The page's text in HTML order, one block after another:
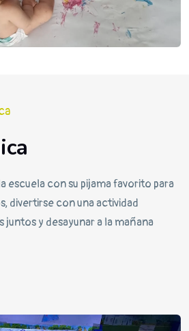
escuela con su pijama favorito para
divertirse con una actividad
y desayunar a la mañana